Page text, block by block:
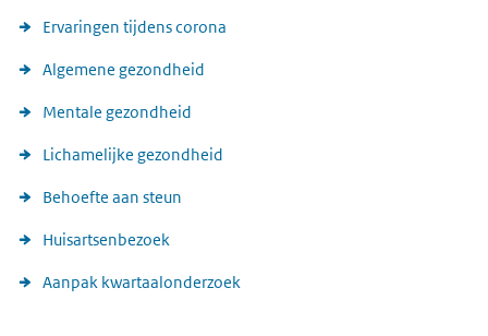
Ervaringen tijdens corona
Algemene gezondheid
Mentale gezondheid
Lichamelijke gezondheid
Behoefte aan steun
Huisartsenbezoek
Aanpak kwartaalonderzoek